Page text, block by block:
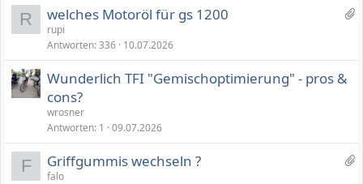
ä
R
2
welches Motoröl für gs 1200
rupi
Antworten 336 10.07.2026
Wunderlich TFI "Gemischoptimierung" - pros &
cons?
wrosner
Antworten 1 09.07.2026
F
2
Griffgummis wechseln ?
falo